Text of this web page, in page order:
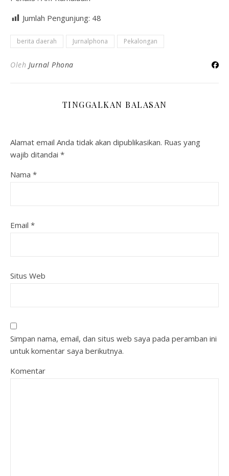
Jumlah Pengunjung: 48
berita daerah Jurnalphona Pekalongan
Oleh Jurnal Phona
TINGGALKAN BALASAN
Alamat email Anda tidak akan dipublikasikan. Ruas yang
wajib ditandai *
Nama *
Email *
Situs Web
Simpan nama, email, dan situs web saya pada peramban ini
untuk komentar saya berikutnya.
Komentar